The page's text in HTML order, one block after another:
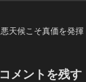
悪天候こそ真価を発揮
コメントを残す